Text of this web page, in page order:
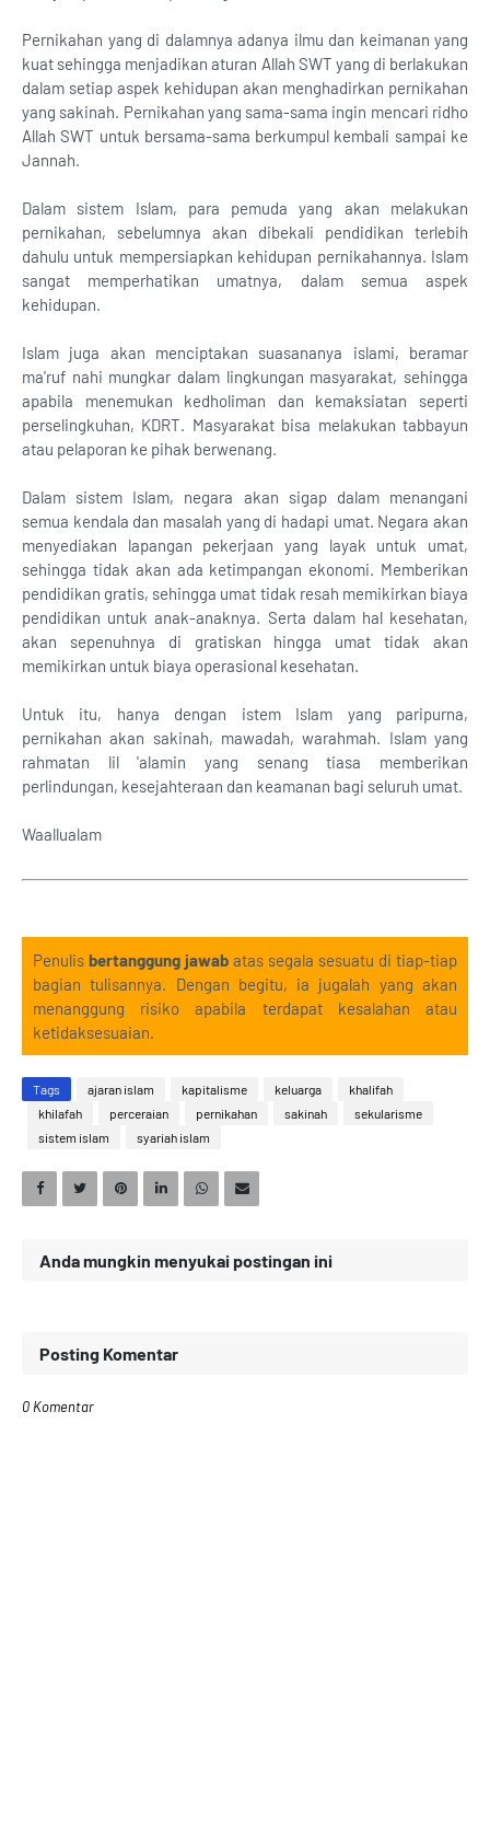
Pernikahan yang di dalamnya adanya ilmu dan keimanan yang
kuat sehingga menjadikan aturan Allah SWT yang di berlakukan
dalam setiap aspek kehidupan akan menghadirkan pernikahan
yang sakinah. Pernikahan yang sama-sama ingin mencari ridho
Allah SWT untuk bersama-sama berkumpul kembali sampai ke
Jannah.
Dalam sistem Islam, para pemuda yang akan melakukan
pernikahan, sebelumnya akan dibekali pendidikan terlebih
dahulu untuk mempersiapkan kehidupan pernikahannya. Islam
sangat memperhatikan umatnya, dalam semua aspek
kehidupan.
Islam juga akan menciptakan suasananya islami, beramar
ma'ruf nahi mungkar dalam lingkungan masyarakat, sehingga
apabila menemukan kedholiman dan kemaksiatan seperti
perselingkuhan, KDRT. Masyarakat bisa melakukan tabbayun
atau pelaporan ke pihak berwenang.
Dalam sistem Islam, negara akan sigap dalam menangani
semua kendala dan masalah yang di hadapi umat. Negara akan
menyediakan lapangan pekerjaan yang layak untuk umat,
sehingga tidak akan ada ketimpangan ekonomi. Memberikan
pendidikan gratis, sehingga umat tidak resah memikirkan biaya
pendidikan untuk anak-anaknya. Serta dalam hal kesehatan,
akan sepenuhnya di gratiskan hingga umat tidak akan
memikirkan untuk biaya operasional kesehatan.
Untuk itu, hanya dengan istem Islam yang paripurna,
pernikahan akan sakinah, mawadah, warahmah. Islam yang
rahmatan lil 'alamin yang senang tiasa memberikan
perlindungan, kesejahteraan dan keamanan bagi seluruh umat.
Waallualam
Penulis bertanggung jawab atas segala sesuatu di tiap-tiap
bagian tulisannya. Dengan begitu, ia jugalah yang akan
menanggung risiko apabila terdapat kesalahan atau
ketidaksesuaian.
Tags ajaran islam kapitalisme keluarga
khalifah
khilafah
perceraian pernikahan sakinah
sekularisme
sistem islam
syariah islam
Anda mungkin menyukai postingan ini
Posting Komentar
0 Komentar